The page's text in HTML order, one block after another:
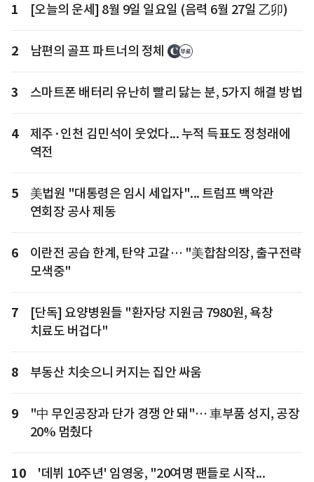
1 [오늘의 운세] 8월 9일 일요일 (음력 6월 27일 乙卯)
2 남편의 골프 파트너의 정체
3 스마트폰 배터리 유난히 빨리 닳는 분, 5가지 해결 방법
4
제주·인천 김민석이 웃었다... 누적 득표도 정청래에
역전
5
美법원 "대통령은 임시 세입자"... 트럼프 백악관
연회장 공사 제동
6
이란전 공습 한계, 탄약 고갈… "美합참의장, 출구전략
모색중"
7
[단독] 요양병원들 "환자당 지원금 7980원, 욕창
치료도 버겁다"
8 부동산 치솟으니 커지는 집안 싸움
9
"中 무인공장과 단가 경쟁 안 돼"… 車부품 성지, 공장
20% 멈췄다
10
'데뷔 10주년' 임영웅, "20여명 팬들로 시작...